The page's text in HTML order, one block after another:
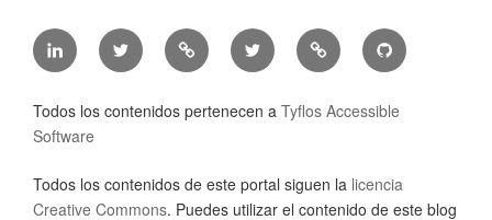
LinkedIn
de
Chacón
Twitter
de
Mastodon
de
Chacón
Twitter
de
Tyflos
Accessible
Github
de
Todos los contenidos pertenecen a Tyflos Accessible
Software
Todos los contenidos de este portal siguen la licencia
Creative Commons. Puedes utilizar el contenido de este blog